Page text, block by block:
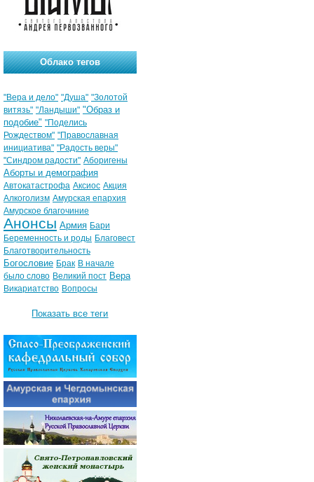
Облако тегов
"Вера и дело" "Душа" "Золотой
витязь" "Ландыши" "Образ и
подобие" "Поделись
Рождеством" "Православная
инициатива" "Радость веры"
"Синдром радости" Аборигены
Аборты и демография
Автокатастрофа Аксиос Акция
Алкоголизм Амурская епархия
Амурское благочиние
Анонсы Армия Бари
Беременность и роды Благовест
Благотворительность
Богословие Брак В начале
было слово Великий пост Вера
Викариатство Вопросы
Показать все теги